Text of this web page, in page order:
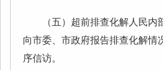
（五）超前排查化解人民内
向市委、市政府报告排查化解情
序信访。